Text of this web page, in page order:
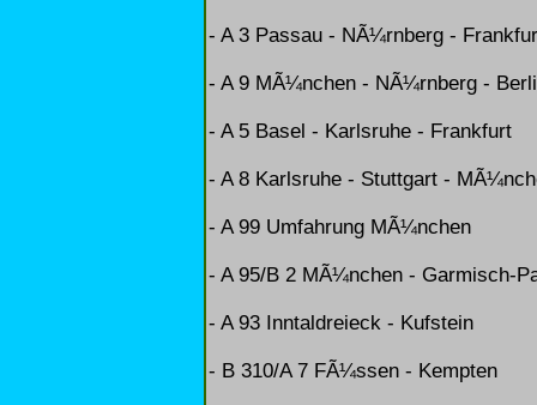
- A 3 Passau - NÃ¼rnberg -
- A 9 MÃ¼nchen - NÃ¼rnberg -
- A 5 Basel - Karlsruhe - Frankfurt
- A 8 Karlsruhe - Stuttgart -
- A 99 Umfahrung MÃ¼nchen
- A 95/B 2 MÃ¼nchen - Garmisch-
- A 93 Inntaldreieck - Kufstein
- B 310/A 7 FÃ¼ssen - Kempten